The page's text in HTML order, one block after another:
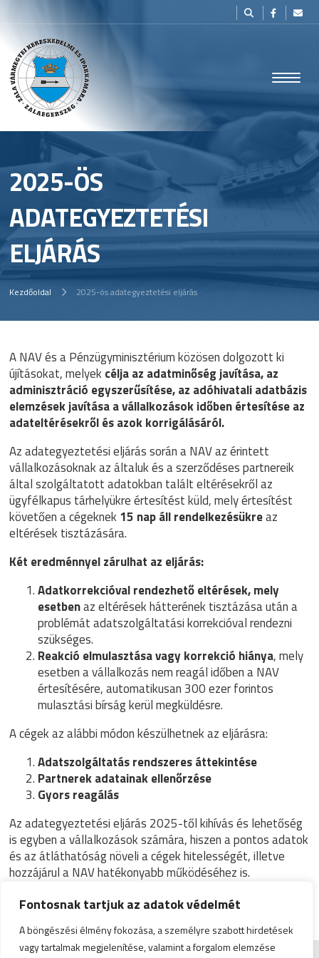
Fontosnak tartjuk az adatok védelmét
A böngészési élmény fokozása, a személyre szabott hirdetések
vagy tartalmak megjelenítése, valamint a forgalom elemzése
2025-ÖS
ADATEGYEZTETÉSI
ELJÁRÁS
Kezdőoldal 2025-ös adategyeztetési eljárás
A NAV és a Pénzügyminisztérium közösen dolgozott ki
újításokat, melyek célja az adatminőség javítása, az
adminisztráció egyszerűsítése, az adóhivatali adatbázis
elemzések javítása a vállalkozások időben értesítése az
adateltérésekről és azok korrigálásáról.
Az adategyeztetési eljárás során a NAV az érintett
vállalkozásoknak az általuk és a szerződéses partnereik
által szolgáltatott adatokban talált eltérésekről az
ügyfélkapus tárhelyükre értesítést küld, mely értesítést
követően a cégeknek 15 nap áll rendelkezésükreaz
eltérések tisztázására.
Két eredménnyel zárulhat az eljárás:
Adatkorrekcióval rendezhető eltérések, mely
esetbenaz eltérések hátterének tisztázása után a
problémát adatszolgáltatási korrekcióval rendezni
szükséges.
Reakció elmulasztása vagy korrekció hiánya, mely
esetben a vállalkozás nem reagál időben a NAV
értesítésére, automatikusan 300 ezer forintos
mulasztási bírság kerül megküldésre.
A cégek az alábbi módon készülhetnek az eljárásra:
Adatszolgáltatás rendszeres áttekintése
Partnerek adatainak ellenőrzése
Gyors reagálás
Az adategyeztetési eljárás 2025-től kihívás és lehetőség
is egyben a vállalkozások számára, hiszen a pontos adatok
és az átláthatóság növeli a cégek hitelességét, illetve
hozzájárul a NAV hatékonyabb működéséhez is.
Részletes beszámolót az adategyeztetési eljárásról
olvasható.